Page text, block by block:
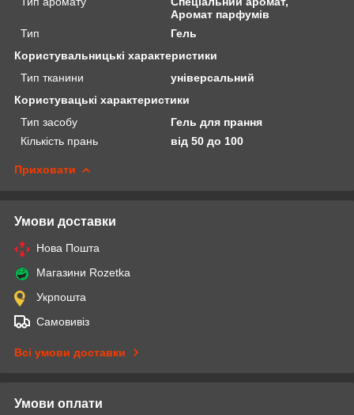
Аромат парфумів
Тип
Гель
Користувальницькі характеристики
Тип тканини
універсальний
Користувацькi характеристики
Тип засобу
Гель для прання
Кількість прань
від 50 до 100
Приховати
Умови доставки
Нова Пошта
Магазини Rozetka
Укрпошта
Самовивіз
Всі умови доставки
Умови оплати